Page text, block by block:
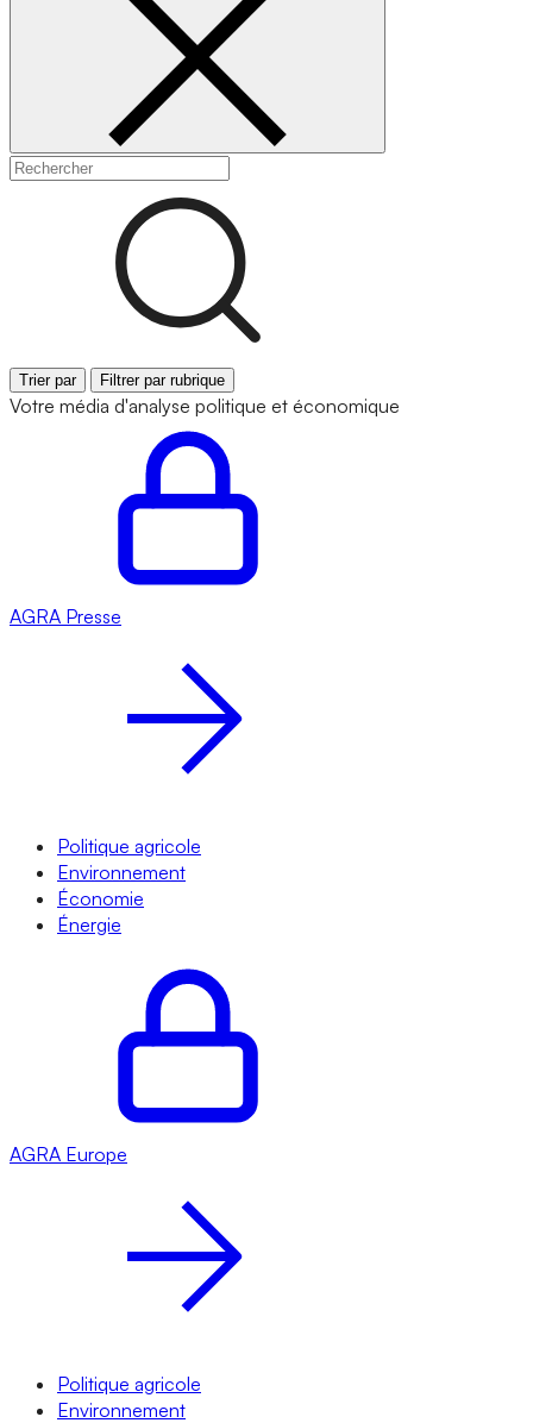
Trier par Filtrer par rubrique
Votre média d'analyse politique et économique
AGRA Presse
Politique agricole
Environnement
Économie
Énergie
AGRA Europe
Politique agricole
Environnement